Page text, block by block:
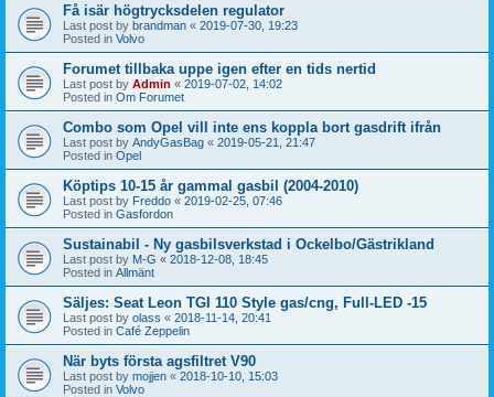
Få isär högtrycksdelen regulator
Last post by brandman « 2019-07-30, 19:23
Posted in Volvo
Forumet tillbaka uppe igen efter en tids nertid
Last post by Admin « 2019-07-02, 14:02
Posted in Om Forumet
Combo som Opel vill inte ens koppla bort gasdrift ifrån
Last post by AndyGasBag « 2019-05-21, 21:47
Posted in Opel
Köptips 10-15 år gammal gasbil (2004-2010)
Last post by Freddo « 2019-02-25, 07:46
Posted in Gasfordon
Sustainabil - Ny gasbilsverkstad i Ockelbo/Gästrikland
Last post by M-G « 2018-12-08, 18:45
Posted in Allmänt
Säljes: Seat Leon TGI 110 Style gas/cng, Full-LED -15
Last post by olass « 2018-11-14, 20:41
Posted in Café Zeppelin
När byts första agsfiltret V90
Last post by mojjen « 2018-10-10, 15:03
Posted in Volvo